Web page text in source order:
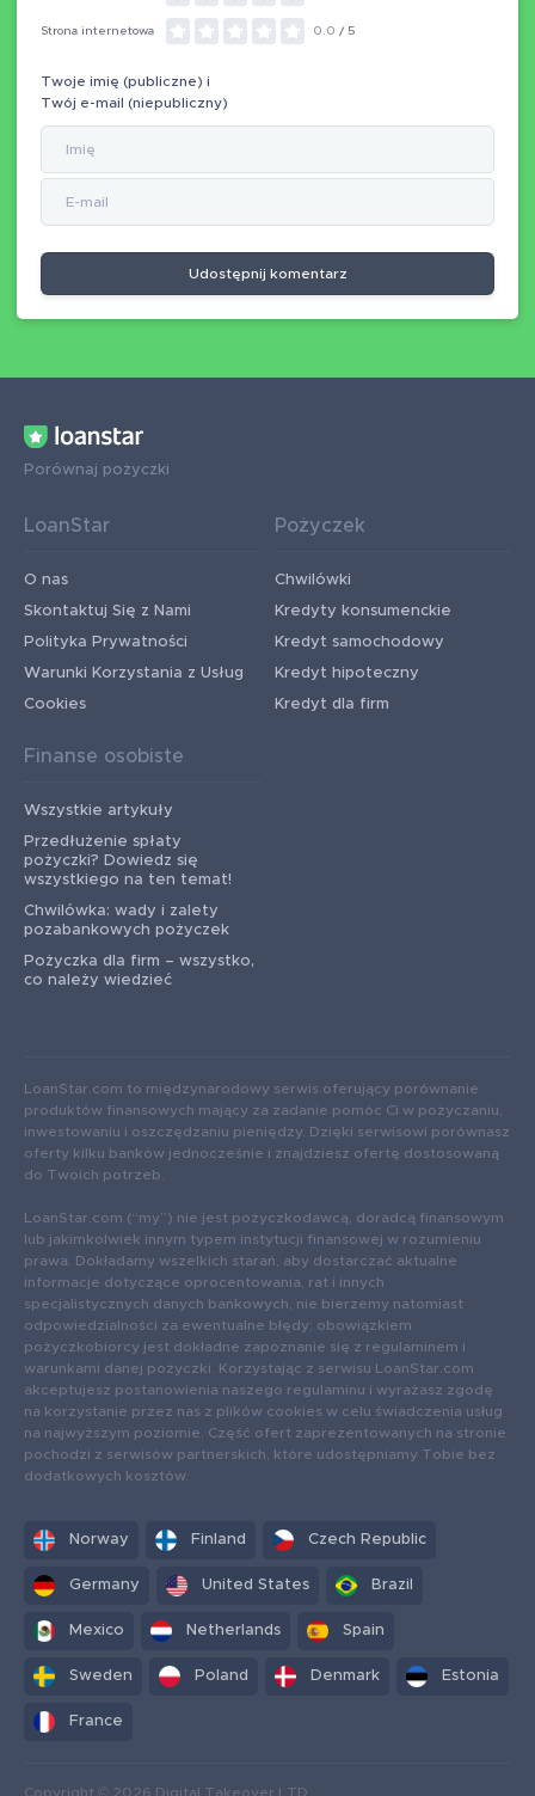
Strona internetowa 0.0 / 5
Twoje imię (publiczne) i
Twój e-mail (niepubliczny)
Udostępnij komentarz
Porównaj pożyczki
LoanStar
O nas
Skontaktuj Się z Nami
Polityka Prywatności
Warunki Korzystania z Usług
Cookies
Pożyczek
Chwilówki
Kredyty konsumenckie
Kredyt samochodowy
Kredyt hipoteczny
Kredyt dla firm
Finanse osobiste
Wszystkie artykuły
Przedłużenie spłaty
pożyczki? Dowiedz się
wszystkiego na ten temat!
Chwilówka: wady i zalety
pozabankowych pożyczek
Pożyczka dla firm – wszystko,
co należy wiedzieć
LoanStar.com to międzynarodowy serwis oferujący porównanie
produktów finansowych mający za zadanie pomóc Ci w pożyczaniu,
inwestowaniu i oszczędzaniu pieniędzy. Dzięki serwisowi porównasz
oferty kilku banków jednocześnie i znajdziesz ofertę dostosowaną
do Twoich potrzeb.
LoanStar.com (“my”) nie jest pożyczkodawcą, doradcą finansowym
lub jakimkolwiek innym typem instytucji finansowej w rozumieniu
prawa. Dokładamy wszelkich starań, aby dostarczać aktualne
informacje dotyczące oprocentowania, rat i innych
specjalistycznych danych bankowych, nie bierzemy natomiast
odpowiedzialności za ewentualne błędy: obowiązkiem
pożyczkobiorcy jest dokładne zapoznanie się z regulaminem i
warunkami danej pożyczki. Korzystając z serwisu LoanStar.com
akceptujesz postanowienia naszego regulaminu i wyrażasz zgodę
na korzystanie przez nas z plików cookies w celu świadczenia usług
na najwyższym poziomie. Część ofert zaprezentowanych na stronie
pochodzi z serwisów partnerskich, które udostępniamy Tobie bez
dodatkowych kosztów.
Norway Finland Czech Republic
Germany United States Brazil
Mexico Netherlands Spain
Sweden Poland Denmark Estonia
France
Copyright © 2026 Digital Takeover LTD